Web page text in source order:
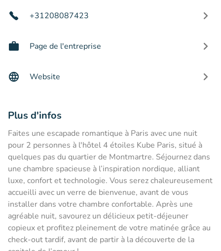
+31208087423
Page de l'entreprise
Website
Plus d'infos
Faites une escapade romantique à Paris avec une nuit
pour 2 personnes à l'hôtel 4 étoiles Kube Paris, situé à
quelques pas du quartier de Montmartre. Séjournez dans
une chambre spacieuse à l’inspiration nordique, alliant
luxe, confort et technologie. Vous serez chaleureusement
accueilli avec un verre de bienvenue, avant de vous
installer dans votre chambre confortable. Après une
agréable nuit, savourez un délicieux petit-déjeuner
copieux et profitez pleinement de votre matinée grâce au
check-out tardif, avant de partir à la découverte de la